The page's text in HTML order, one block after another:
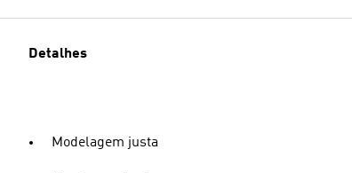
Detalhes
Modelagem justa